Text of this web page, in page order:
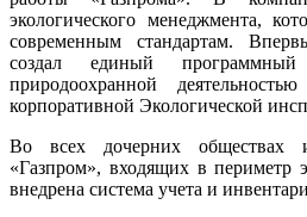
экологического менеджмента,
современным стандартам.
создал единый программный
природоохранной
корпоративной Экологической
Во всех дочерних обществах
«Газпром», входящих в периметр
внедрена система учета и